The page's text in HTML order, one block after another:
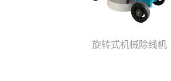
旋转式机械除线机